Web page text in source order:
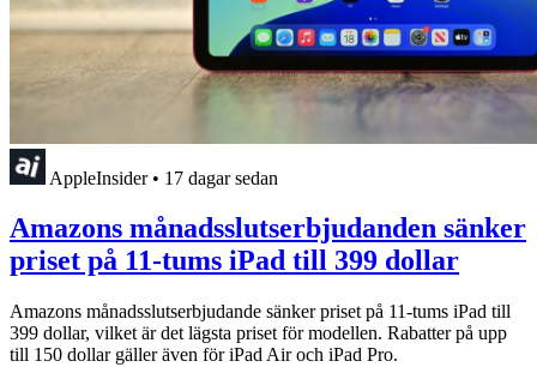
AppleInsider • 17 dagar sedan
Amazons månadsslutserbjudanden sänker
priset på 11-tums iPad till 399 dollar
Amazons månadsslutserbjudande sänker priset på 11-tums iPad till
399 dollar, vilket är det lägsta priset för modellen. Rabatter på upp
till 150 dollar gäller även för iPad Air och iPad Pro.